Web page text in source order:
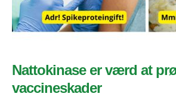
Nattokinase er værd at
vaccineskader